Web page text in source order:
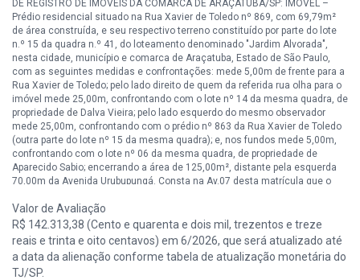
DE REGISTRO DE IMÓVEIS DA COMARCA DE ARAÇATUBA/SP: IMÓVEL –
Prédio residencial situado na Rua Xavier de Toledo nº 869, com 69,79m²
de área construída, e seu respectivo terreno constituído por parte do lote
n.º 15 da quadra n.º 41, do loteamento denominado "Jardim Alvorada",
nesta cidade, município e comarca de Araçatuba, Estado de São Paulo,
com as seguintes medidas e confrontações: mede 5,00m de frente para a
Rua Xavier de Toledo; pelo lado direito de quem da referida rua olha para o
imóvel mede 25,00m, confrontando com o lote nº 14 da mesma quadra, de
propriedade de Dalva Vieira; pelo lado esquerdo do mesmo observador
mede 25,00m, confrontando com o prédio nº 863 da Rua Xavier de Toledo
(outra parte do lote nº 15 da mesma quadra); e, nos fundos mede 5,00m,
confrontando com o lote nº 06 da mesma quadra, de propriedade de
Aparecido Sabio; encerrando a área de 125,00m², distante pela esquerda
70,00m da Avenida Urubupungá. Consta na Av.07 desta matrícula que o
ALVES DONADELI.
Por este edital fica intimada o executado da designação supra na hipótese
de não ser encontrado na intimação pessoal
Valor de Avaliação
R$ 142.313,38 (Cento e quarenta e dois mil, trezentos e treze
reais e trinta e oito centavos) em 6/2026, que será atualizado até
a data da alienação conforme tabela de atualização monetária do
TJ/SP.